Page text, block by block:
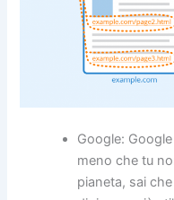
Google:
meno che tu
pianeta, sai